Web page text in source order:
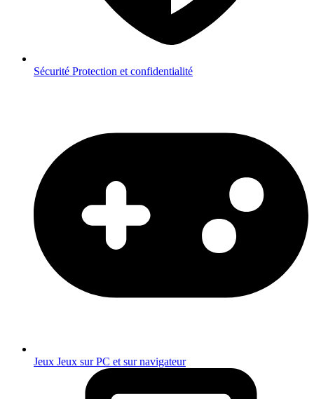
Sécurité Protection et confidentialité
Jeux Jeux sur PC et sur navigateur